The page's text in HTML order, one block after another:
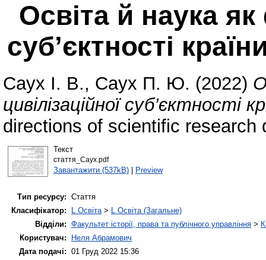
Освіта й наука як
суб’єктності
Саух І. В., Саух П. Ю. (2022)
цивілізаційної суб’єктності
directions of scientific research
Текст
стаття_Саух.pdf
Завантажити (537kB)| Preview
Тип ресурсу: Стаття
Класифікатор:
L Освіта> L Освіта (Загальне)
Відділи: Факультет історії, права та публічного управління >
Користувач:
Неля Абрамович
Дата подачі: 01 Груд 2022 15:36